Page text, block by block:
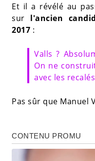
Et il a révélé au
sur l'ancien
2017 :
Valls ?
On ne
avec les
Pas sûr que Manuel